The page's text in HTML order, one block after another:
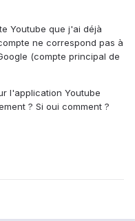
Youtube que j'ai déjà
ne correspond pas à
(compte principal de
l'application Youtube
? Si oui comment ?